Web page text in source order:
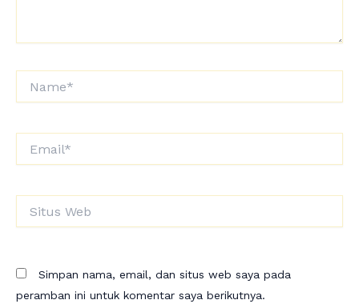
Web
Simpan nama, email, dan situs web saya pada
peramban ini untuk komentar saya berikutnya.